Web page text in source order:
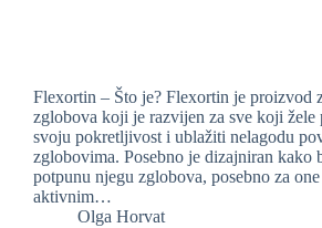
Flexortin – Što je? Flexortin je proizvod
zglobova koji je razvijen za sve koji žele
svoju pokretljivost i ublažiti nelagodu
zglobovima. Posebno je dizajniran kako
potpunu njegu zglobova, posebno za one
aktivnim…
Olga Horvat